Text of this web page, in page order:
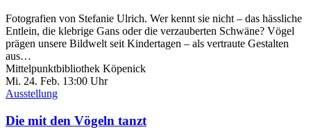
Fotografien von Stefanie Ulrich. Wer kennt sie nicht – das hässliche
Entlein, die klebrige Gans oder die verzauberten Schwäne? Vögel
prägen unsere Bildwelt seit Kindertagen – als vertraute Gestalten
aus…
Mittelpunktbibliothek Köpenick
Mi. 24. Feb. 13:00 Uhr
Ausstellung
Die mit den Vögeln tanzt